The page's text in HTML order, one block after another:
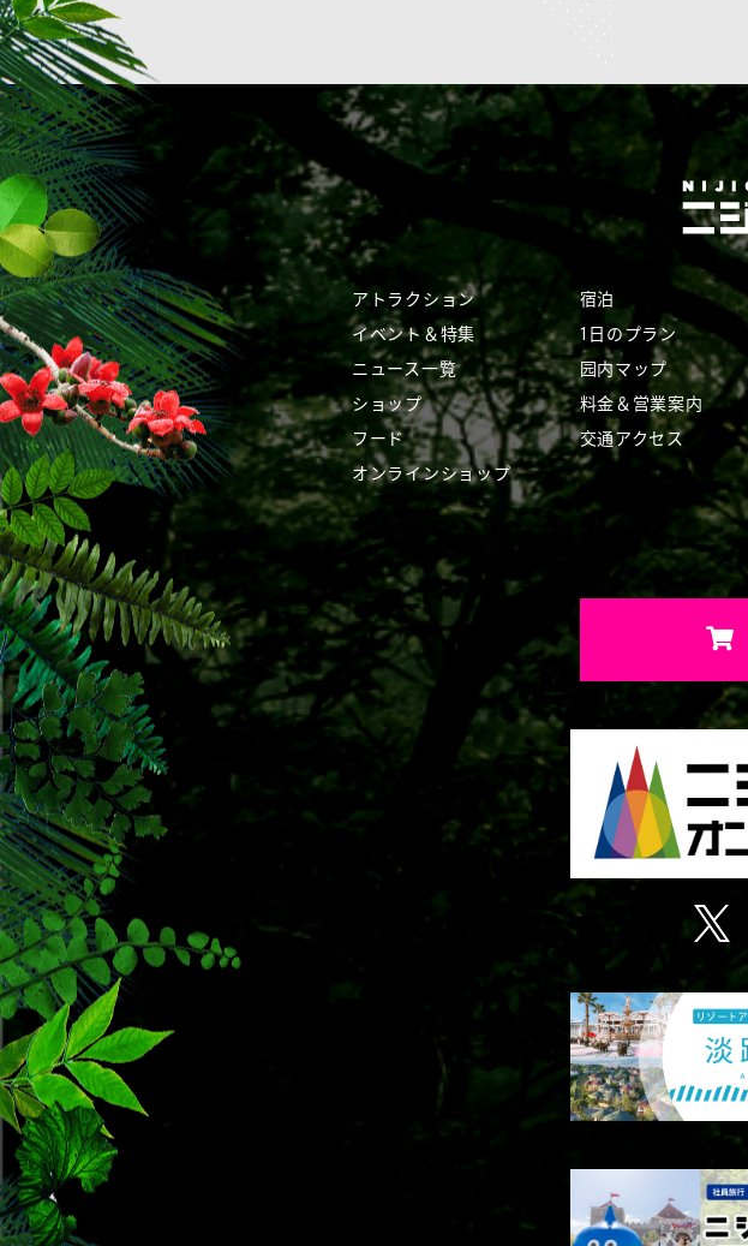
アトラクション
イベント＆特集
ニュース一覧
ショップ
フード
オンラインショップ
宿泊
1日のプラン
园内マップ
料金＆営業案内
交通アクセス